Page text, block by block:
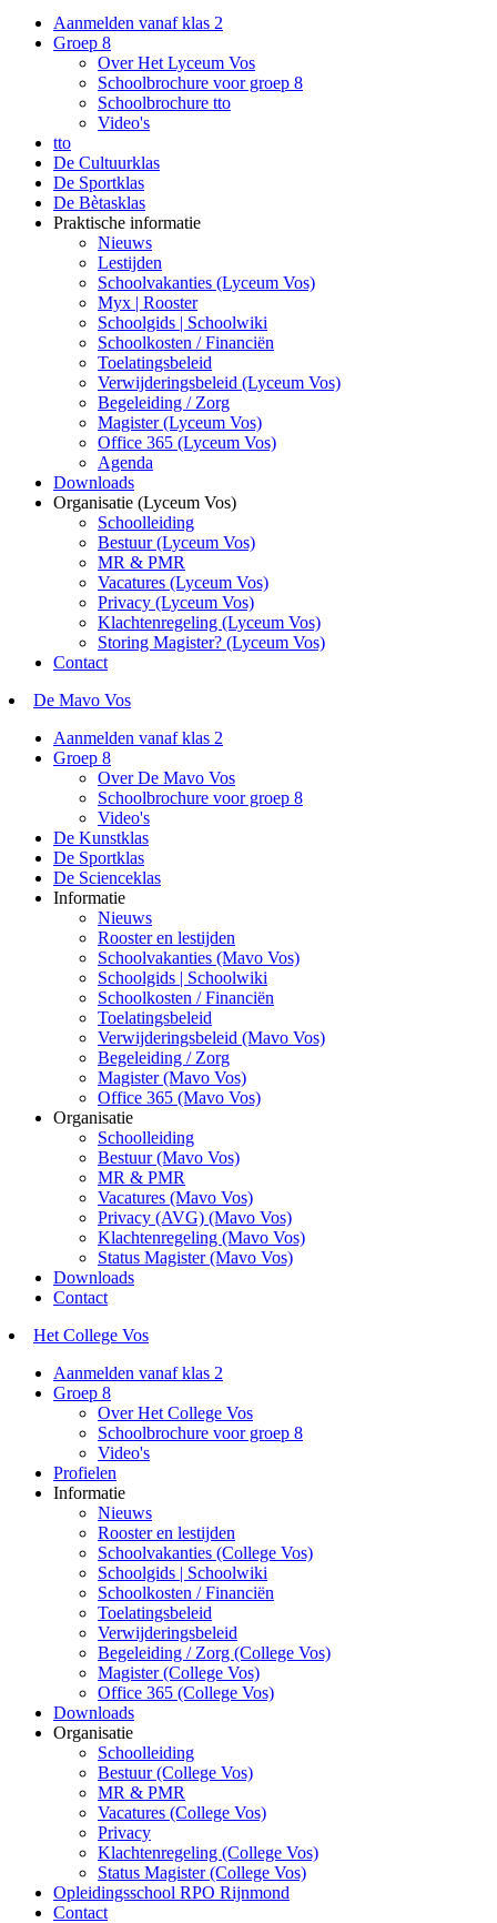
Aanmelden vanaf klas 2
Groep 8
Over Het Lyceum Vos
Schoolbrochure voor groep 8
Schoolbrochure tto
Video's
tto
De Cultuurklas
De Sportklas
De Bètasklas
Praktische informatie
Nieuws
Lestijden
Schoolvakanties (Lyceum Vos)
Myx | Rooster
Schoolgids | Schoolwiki
Schoolkosten / Financiën
Toelatingsbeleid
Verwijderingsbeleid (Lyceum Vos)
Begeleiding / Zorg
Magister (Lyceum Vos)
Office 365 (Lyceum Vos)
Agenda
Downloads
Organisatie (Lyceum Vos)
Schoolleiding
Bestuur (Lyceum Vos)
MR & PMR
Vacatures (Lyceum Vos)
Privacy (Lyceum Vos)
Klachtenregeling (Lyceum Vos)
Storing Magister? (Lyceum Vos)
Contact
De Mavo Vos
Aanmelden vanaf klas 2
Groep 8
Over De Mavo Vos
Schoolbrochure voor groep 8
Video's
De Kunstklas
De Sportklas
De Scienceklas
Informatie
Nieuws
Rooster en lestijden
Schoolvakanties (Mavo Vos)
Schoolgids | Schoolwiki
Schoolkosten / Financiën
Toelatingsbeleid
Verwijderingsbeleid (Mavo Vos)
Begeleiding / Zorg
Magister (Mavo Vos)
Office 365 (Mavo Vos)
Organisatie
Schoolleiding
Bestuur (Mavo Vos)
MR & PMR
Vacatures (Mavo Vos)
Privacy (AVG) (Mavo Vos)
Klachtenregeling (Mavo Vos)
Status Magister (Mavo Vos)
Downloads
Contact
Het College Vos
Aanmelden vanaf klas 2
Groep 8
Over Het College Vos
Schoolbrochure voor groep 8
Video's
Profielen
Informatie
Nieuws
Rooster en lestijden
Schoolvakanties (College Vos)
Schoolgids | Schoolwiki
Schoolkosten / Financiën
Toelatingsbeleid
Verwijderingsbeleid
Begeleiding / Zorg (College Vos)
Magister (College Vos)
Office 365 (College Vos)
Downloads
Organisatie
Schoolleiding
Bestuur (College Vos)
MR & PMR
Vacatures (College Vos)
Privacy
Klachtenregeling (College Vos)
Status Magister (College Vos)
Opleidingsschool RPO Rijnmond
Contact